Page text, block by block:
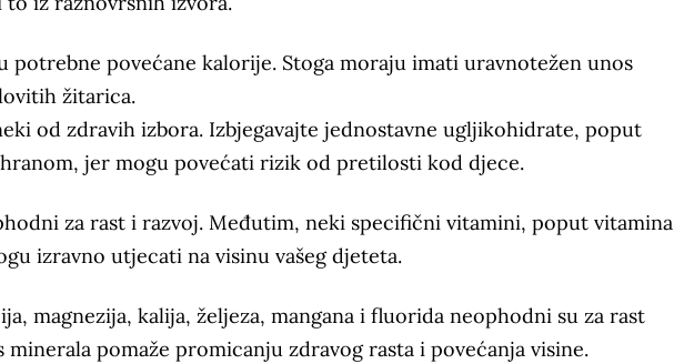
potrebne povećane kalorije. Stoga moraju imati uravnotežen unos
žitarica.
od zdravih izbora. Izbjegavajte jednostavne ugljikohidrate, poput
jer mogu povećati rizik od pretilosti kod djece.
za rast i razvoj. Međutim, neki specifični vitamini, poput vitamina
izravno utjecati na visinu vašeg djeteta.
magnezija, kalija, željeza, mangana i fluorida neophodni su za rast
minerala pomaže promicanju zdravog rasta i povećanja visine.